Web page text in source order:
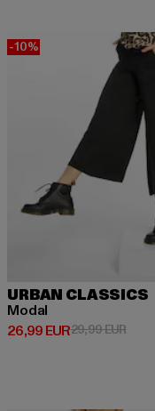
-10%
URBAN CLASSICS
Modal
26,99 EUR
Derzeitiger Preis: 26,99
29,99 EUR